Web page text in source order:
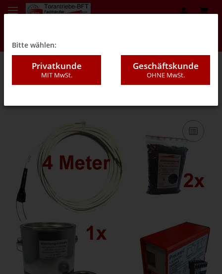
08GB - Kaltverguss (Set`s)
Bitte wählen:
Privatkunde
MIT MwSt.
Geschäftskunde
OHNE MwSt.